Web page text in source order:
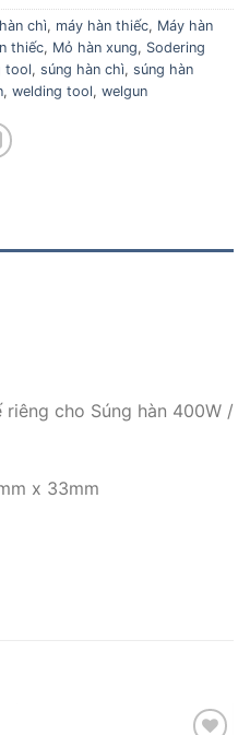
chì, máy hàn thiếc, Máy hàn
thiếc, Mỏ hàn xung, Sodering
tool, súng hàn chì, súng hàn
, welding tool, welgun
cho Súng hàn 400W /
x 33mm